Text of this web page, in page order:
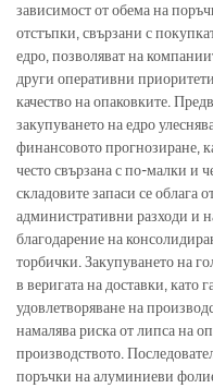
зависимост от обема на
отстъпки, свързани с
едро, позволяват на
други оперативни
качество на опаковките.
закупуването на едро
финансовото прогнозиране,
често свързана с по-малки и
складовите запаси се облага
административни разходи и
благодарение на
торбички. Закупуването на
в веригата на доставки, като
удовлетворяване на
намалява риска от липса на
производството.
поръчки на алуминиеви